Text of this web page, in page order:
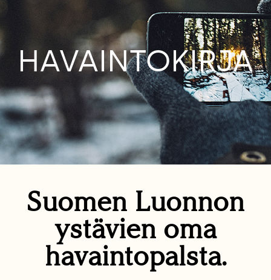
HAVAINTOKIRJA
Suomen Luonnon
ystävien oma
havaintopalsta.